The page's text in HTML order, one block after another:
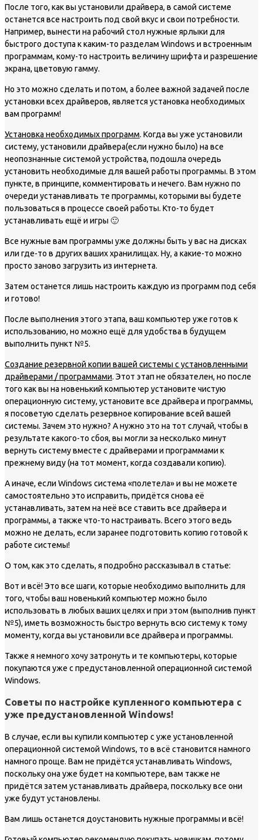
После того, как вы установили драйвера, в самой системе
останется все настроить под свой вкус и свои потребности.
Например, вынести на рабочий стол нужные ярлыки для
быстрого доступа к каким-то разделам Windows и встроенным
программам, кому-то настроить величину шрифта и разрешение
экрана, цветовую гамму.
Но это можно сделать и потом, а более важной задачей после
установки всех драйверов, является установка необходимых
вам программ!
Установка необходимых программ. Когда вы уже установили
систему, установили драйвера(если нужно было) на все
неопознанные системой устройства, подошла очередь
установить необходимые для вашей работы программы. В этом
пункте, в принципе, комментировать и нечего. Вам нужно по
очереди устанавливать те программы, которыми вы будете
пользоваться в процессе своей работы. Кто-то будет
устанавливать ещё и игры 🙂
Все нужные вам программы уже должны быть у вас на дисках
или где-то в других ваших хранилищах. Ну, а какие-то можно
просто заново загрузить из интернета.
Затем останется лишь настроить каждую из программ под себя
и готово!
После выполнения этого этапа, ваш компьютер уже готов к
использованию, но можно ещё для удобства в будущем
выполнить пункт №5.
Создание резервной копии вашей системы с установленными
драйверами / программами. Этот этап не обязателен, но после
того как вы на новенький компьютер установите чистую
операционную систему, установите все драйвера и программы,
я посоветую сделать резервное копирование всей вашей
системы. Зачем это нужно? А нужно это на тот случай, чтобы в
результате какого-то сбоя, вы могли за несколько минут
вернуть систему вместе с драйверами и программами к
прежнему виду (на тот момент, когда создавали копию).
А иначе, если Windows система «полетела» и вы не можете
самостоятельно это исправить, придётся снова её
устанавливать, затем на неё все ставить все драйвера и
программы, а также что-то настраивать. Всего этого ведь
можно не делать, если заранее подготовить копию готовой к
работе системы!
О том, как это сделать, я подробно рассказывал в статье:
Вот и всё! Это все шаги, которые необходимо выполнить для
того, чтобы ваш новенький компьютер можно было
использовать в любых ваших целях и при этом (выполнив пункт
№5), иметь возможность быстро вернуть всю систему к тому
моменту, когда вы установили все драйвера и программы.
Также я немного хочу затронуть и те компьютеры, которые
покупаются уже с предустановленной операционной системой
Windows.
Советы по настройке купленного компьютера с
уже предустановленной Windows!
В случае, если вы купили компьютер с уже установленной
операционной системой Windows, то в всё становится намного
намного проще. Вам не придётся устанавливать Windows,
поскольку она уже будет на компьютере, вам также не
придётся затем устанавливать драйвера, поскольку все они
уже будут установлены.
Вам лишь останется доустановить нужные программы и всё!